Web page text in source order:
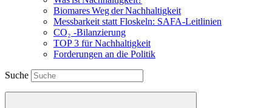
Biomares Weg der Nachhaltigkeit
Messbarkeit statt Floskeln: SAFA-Leitlinien
CO₂ -Bilanzierung
TOP 3 für Nachhaltigkeit
Forderungen an die Politik
Suche